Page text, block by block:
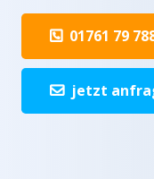
01761 79
jetzt